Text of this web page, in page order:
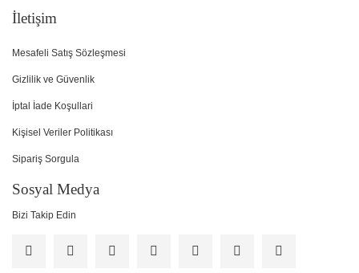
İletişim
Mesafeli Satış Sözleşmesi
Gizlilik ve Güvenlik
İptal İade Koşullari
Kişisel Veriler Politikası
Sipariş Sorgula
Sosyal Medya
Bizi Takip Edin